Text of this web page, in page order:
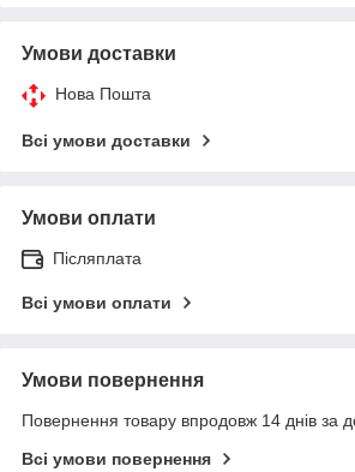
Умови доставки
Нова Пошта
Всі умови доставки
Умови оплати
Післяплата
Всі умови оплати
Умови повернення
Повернення товару впродовж 14 днів за
Всі умови повернення